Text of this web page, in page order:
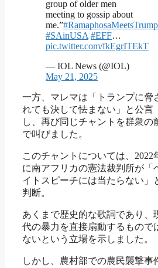
group of older men
meeting to gossip about
me.”#RamaphosaMeetsTrump
#SAinUSA #EFF…
pic.twitter.com/fkEgrITEkT
— IOL News (@IOL)
May 21, 2025
一方、マレマは「トランプに脅
れても決して怯まない」と公言
し、再び同じチャントを群衆の
で叫びました。
このチャントについては、2022
に南アフリカの憲法裁判所が「
イトスピーチには当たらない」
判断。
あくまで歴史的な歌詞であり、
代の暴力を直接扇動するもので
ないという立場を示しました。
しかし、農村部での農民襲撃事